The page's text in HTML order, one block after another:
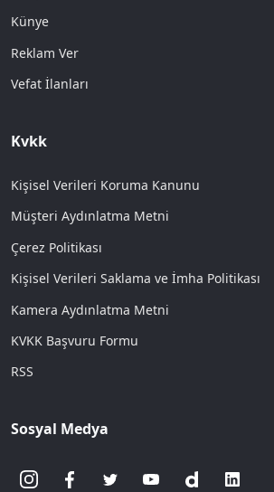
Künye
Reklam Ver
Vefat İlanları
Kvkk
Kişisel Verileri Koruma Kanunu
Müşteri Aydınlatma Metni
Çerez Politikası
Kişisel Verileri Saklama ve İmha Politikası
Kamera Aydınlatma Metni
KVKK Başvuru Formu
RSS
Sosyal Medya